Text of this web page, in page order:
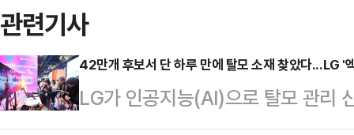
관련기사
42만개 후보서 단 하루 만에 탈모 소재 찾았다...LG '
LG가 인공지능(AI)으로 탈모 관리
종목을 매일 분석하는 사례를 공개